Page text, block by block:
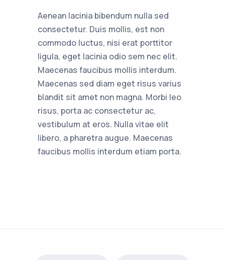
Aenean lacinia bibendum nulla sed
consectetur. Duis mollis, est non
commodo luctus, nisi erat porttitor
ligula, eget lacinia odio sem nec elit.
Maecenas faucibus mollis interdum.
Maecenas sed diam eget risus varius
blandit sit amet non magna. Morbi leo
risus, porta ac consectetur ac,
vestibulum at eros. Nulla vitae elit
libero, a pharetra augue. Maecenas
faucibus mollis interdum etiam porta.